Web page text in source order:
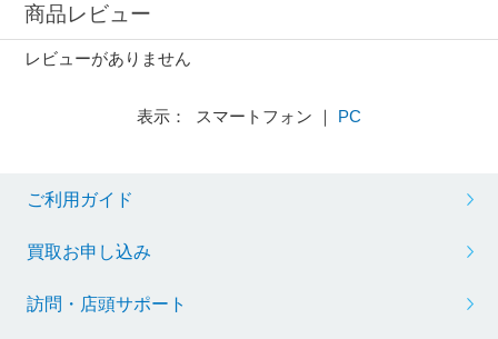
商品レビュー
レビューがありません
表示： スマートフォン ｜ PC
ご利用ガイド
買取お申し込み
訪問・店頭サポート